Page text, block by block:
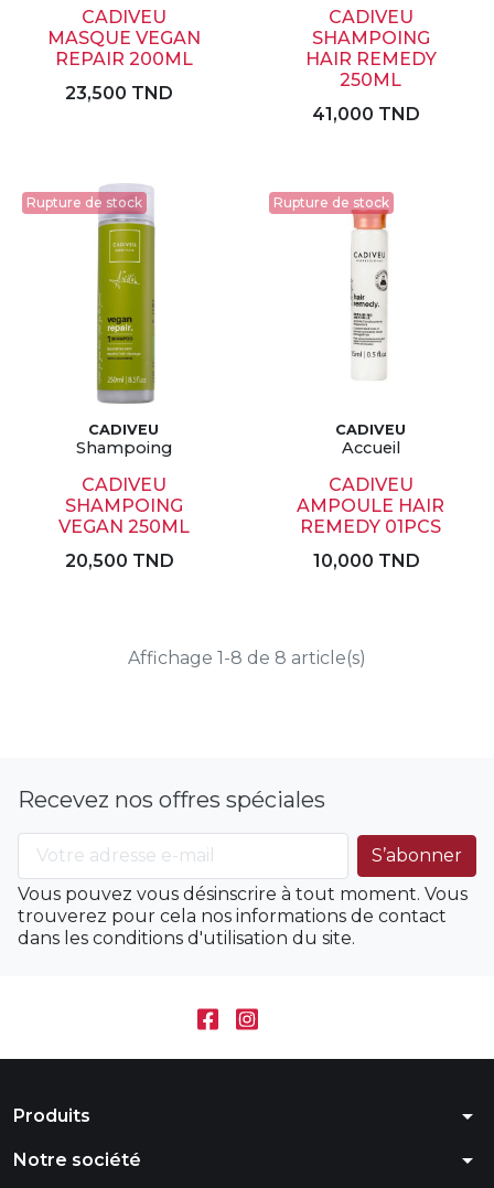
CADIVEU
MASQUE VEGAN
REPAIR 200ML
23,500 TND
CADIVEU
SHAMPOING
HAIR REMEDY
250ML
41,000 TND
Rupture de stock
CADIVEU
Shampoing
CADIVEU
SHAMPOING
VEGAN 250ML
20,500 TND
Rupture de stock
CADIVEU
Accueil
CADIVEU
AMPOULE HAIR
REMEDY 01PCS
10,000 TND
Affichage 1-8 de 8 article(s)
Recevez nos offres spéciales
Vous pouvez vous désinscrire à tout moment. Vous
trouverez pour cela nos informations de contact
dans les conditions d'utilisation du site.
Produits arrow_drop_down
Notre société arrow_drop_down